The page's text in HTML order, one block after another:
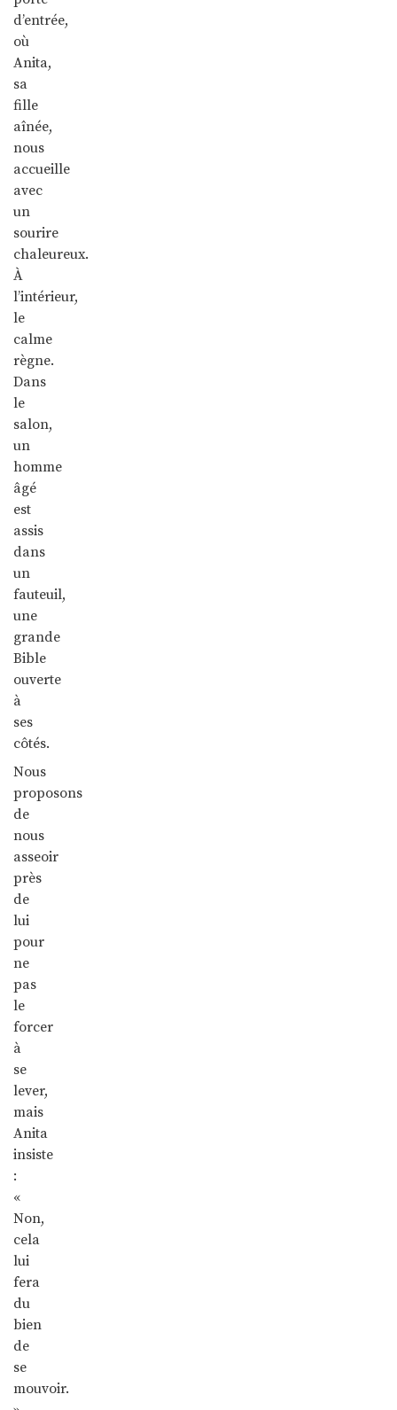
d’entrée,
où
Anita,
sa
fille
aînée,
nous
accueille
avec
un
sourire
chaleureux.
À
l’intérieur,
le
calme
règne.
Dans
le
salon,
un
homme
âgé
est
assis
dans
un
fauteuil,
une
grande
Bible
ouverte
à
ses
côtés.
Nous
proposons
de
nous
asseoir
près
de
lui
pour
ne
pas
le
forcer
à
se
lever,
mais
Anita
insiste
:
«
Non,
cela
lui
fera
du
bien
de
se
mouvoir.